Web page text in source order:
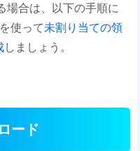
場合は、以下の手順に
使って未割り当ての領
しましょう。
ード